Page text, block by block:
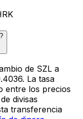
de SZL a
La tasa
entre los precios
divisas
transferencia